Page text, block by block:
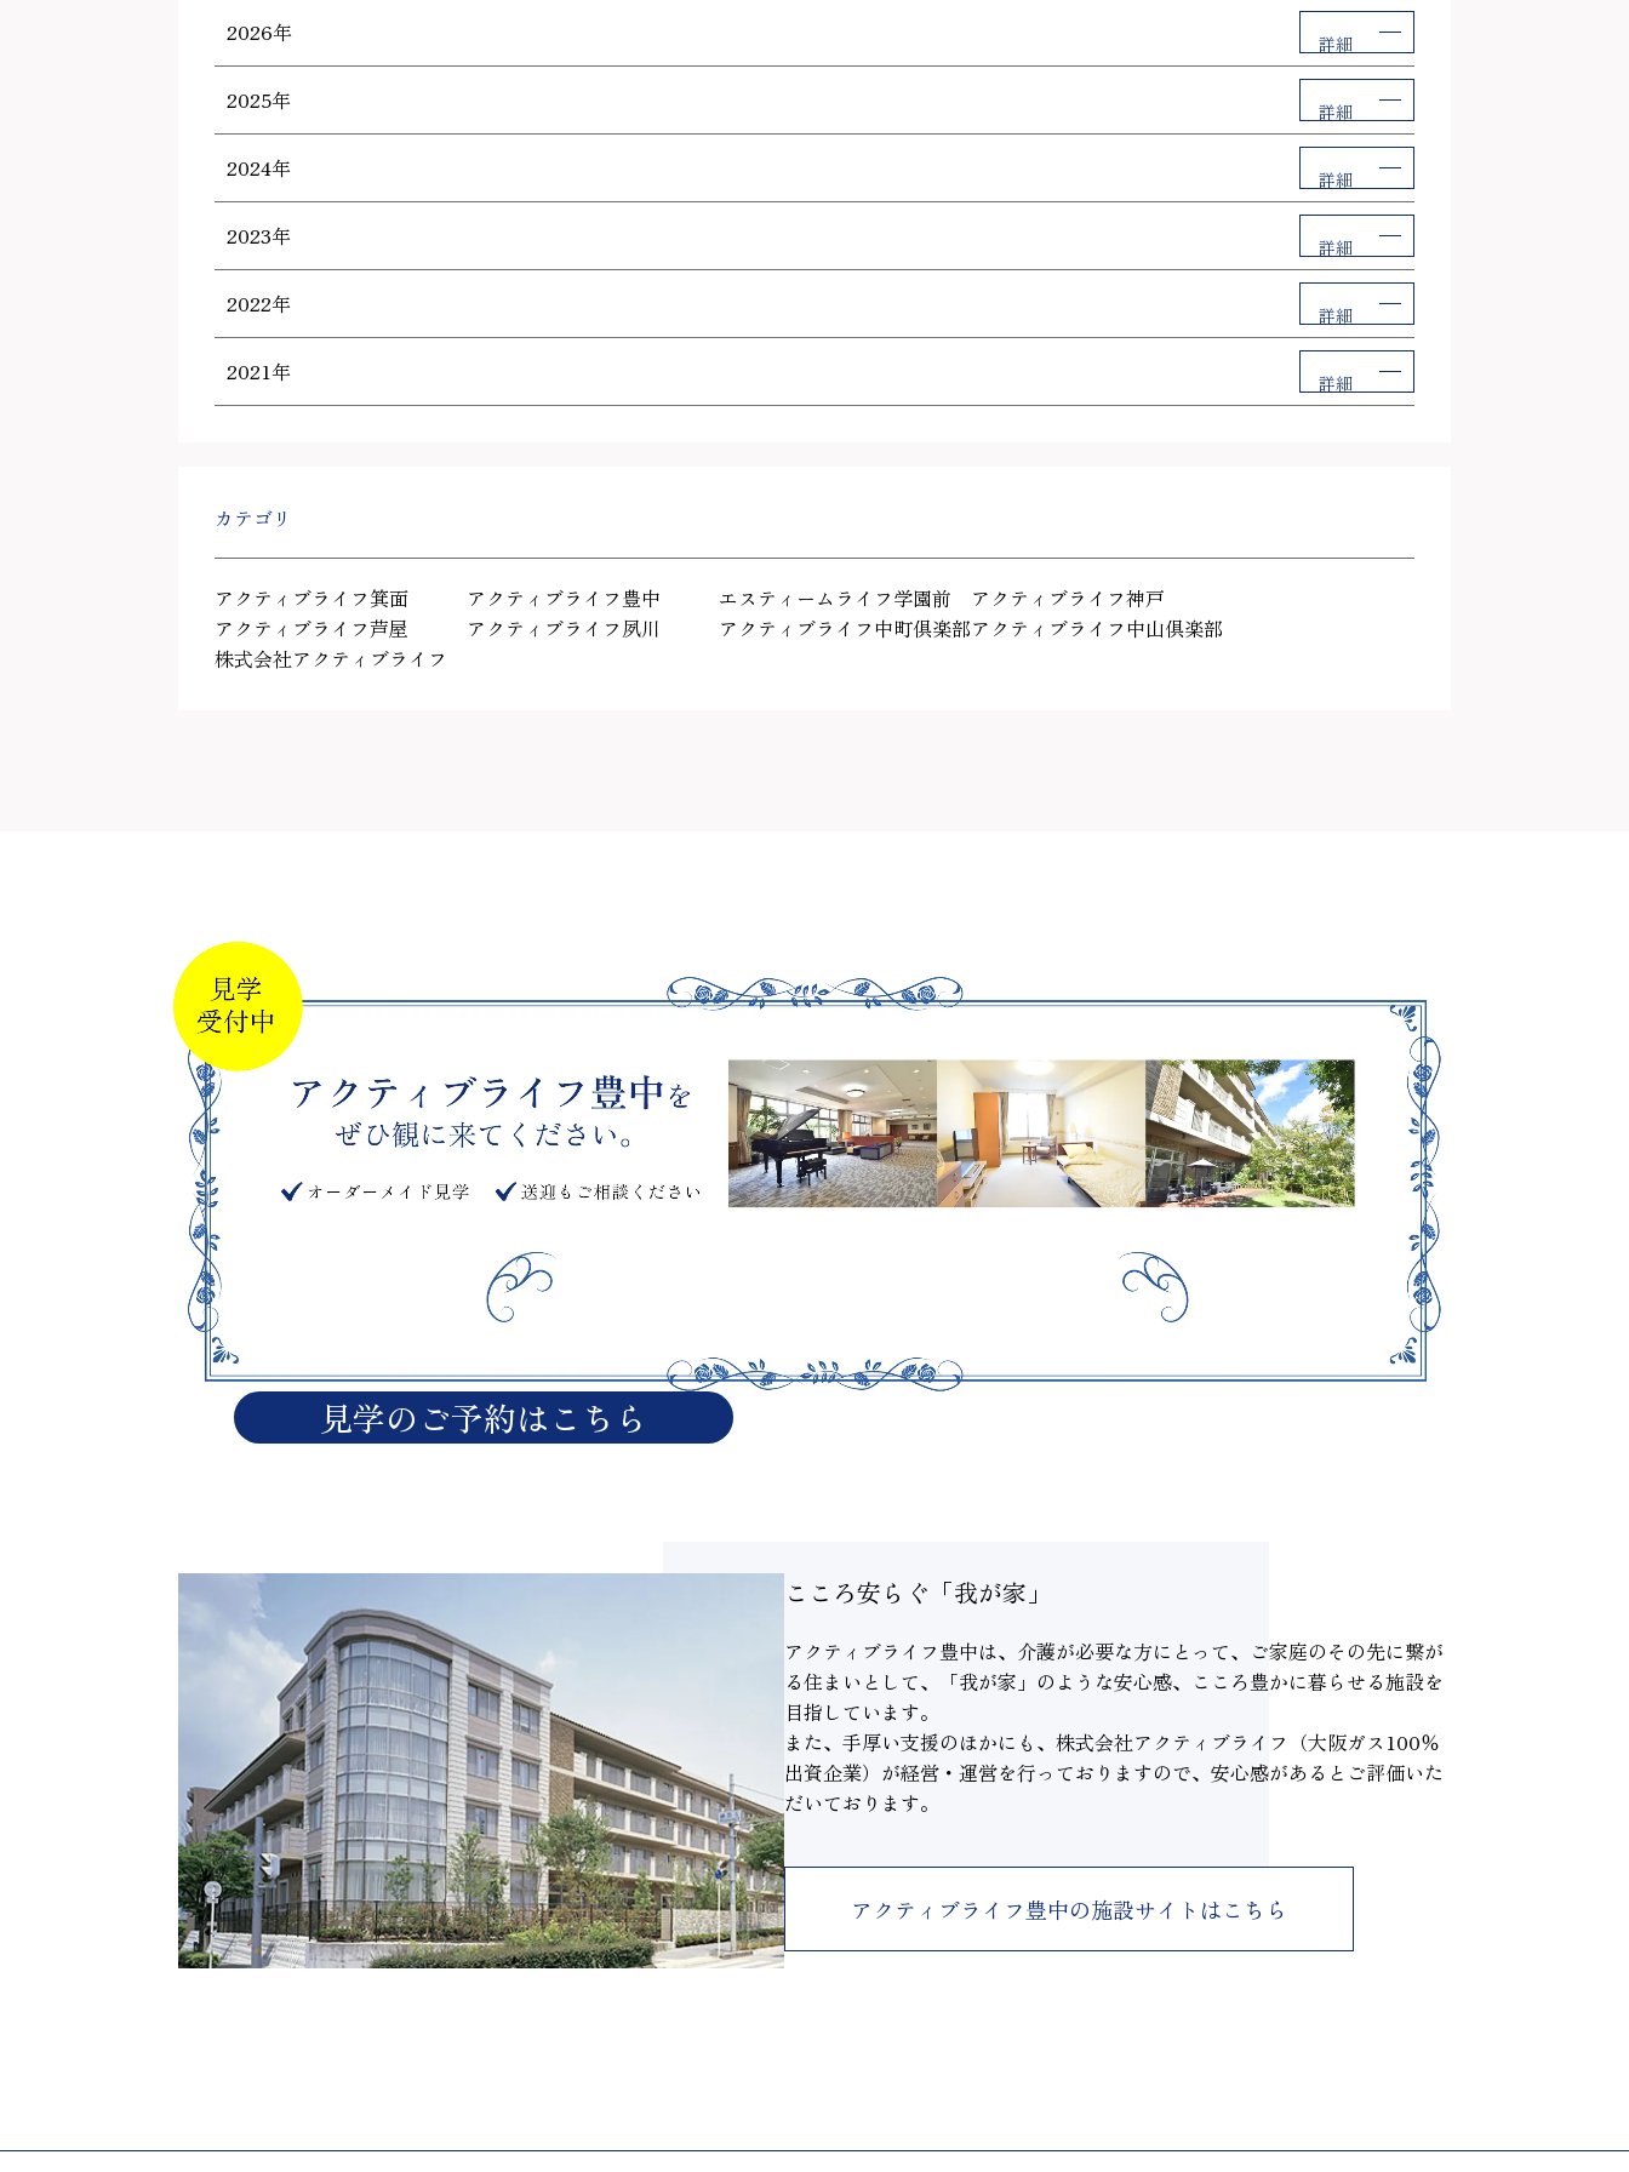
2026年 詳細
2025年 詳細
2024年 詳細
2023年 詳細
2022年 詳細
2021年 詳細
カテゴリ
アクティブライフ箕面 アクティブライフ豊中 エスティームライフ学園前
アクティブライフ神戸
アクティブライフ芦屋
アクティブライフ夙川 アクティブライフ中町倶楽部アクティブライフ中山倶楽部
株式会社アクティブライフ
見学のご予約はこちら
こころ安らぐ「我が家」
アクティブライフ豊中は、介護が必要な方にとって、ご家庭のその先に繋が
る住まいとして、「我が家」のような安心感、こころ豊かに暮らせる施設を
目指しています。
また、手厚い支援のほかにも、株式会社アクティブライフ（大阪ガス100％
出資企業）が経営・運営を行っておりますので、安心感があるとご評価いた
だいております。
アクティブライフ豊中の施設サイトはこちら